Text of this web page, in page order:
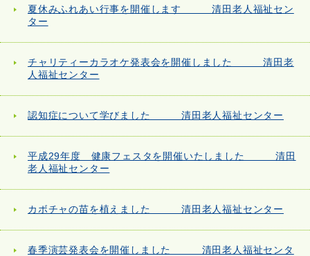
夏休みふれあい行事を開催します 清田老人福祉セン
ター
チャリティーカラオケ発表会を開催しました 清田老
人福祉センター
認知症について学びました 清田老人福祉センター
平成29年度 健康フェスタを開催いたしました 清田
老人福祉センター
カボチャの苗を植えました 清田老人福祉センター
春季演芸発表会を開催しました 清田老人福祉センタ